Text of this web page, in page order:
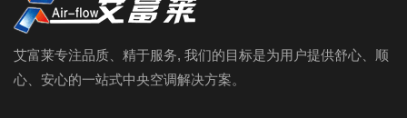
艾富莱专注品质、精于服务, 我们的目标是为用户提供舒心、顺
心、安心的一站式中央空调解决方案。